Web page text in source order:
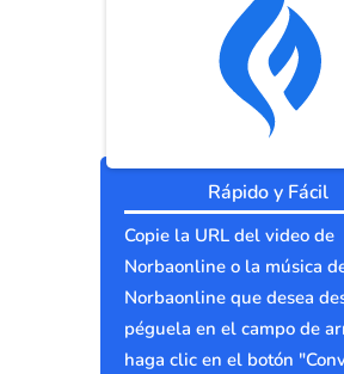
Rápido y Fácil
Copie la URL del video de
Norbaonline o la música
Norbaonline que desea
péguela en el campo de
haga clic en el botón